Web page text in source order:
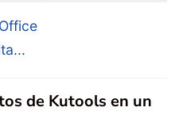
de Kutools en un